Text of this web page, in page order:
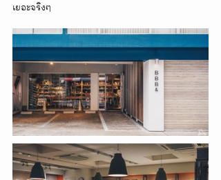
เยอะจริงๆ